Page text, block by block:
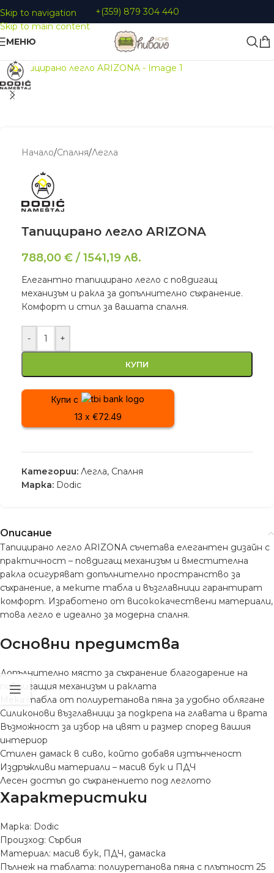
Skip to navigation
Skip to main content
+(359) 879 304 440
МЕНЮ
Начало/Спалня/Легла
Тапицирано легло ARIZONA
788,00 € /1541,19 лв.
Елегантно тапицирано легло с повдигащ
механизъм и ракла за допълнително съхранение.
Комфорт и стил за вашата спалня.
- +
КУПИ
Купи с
13 x €72.49
Категории: Легла, Спалня
Марка: Dodic
Описание
Тапицирано легло ARIZONA съчетава елегантен дизайн с
практичност – повдигащ механизъм и вместителна
ракла осигуряват допълнително пространство за
съхранение, а меките табла и възглавници гарантират
комфорт. Изработено от висококачествени материали,
това легло е идеално за модерна спалня.
Основни предимства
Допълнително място за съхранение благодарение на
повдигащия механизъм и раклата
Мека табла от полиуретанова пяна за удобно облягане
Силиконови възглавници за подкрепа на главата и врата
Възможност за избор на цвят и размер според вашия
интериор
Стилен дамаск в сиво, който добавя изтънченост
Издръжливи материали – масив бук и ПДЧ
Лесен достъп до съхранението под леглото
Характеристики
Марка: Dodic
Произход: Сърбия
Материал: масив бук, ПДЧ, дамаска
Пълнеж на таблата: полиуретанова пяна с плътност 25